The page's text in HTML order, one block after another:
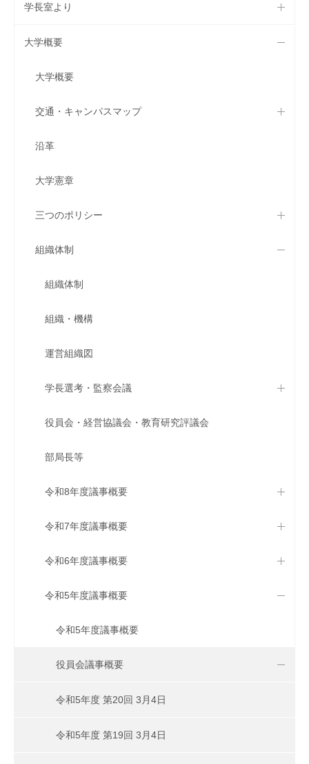
学長室より
大学概要
大学概要
交通・キャンパスマップ
沿革
大学憲章
三つのポリシー
組織体制
組織体制
組織・機構
運営組織図
学長選考・監察会議
役員会・経営協議会・教育研究評議会
部局長等
令和8年度議事概要
令和7年度議事概要
令和6年度議事概要
令和5年度議事概要
令和5年度議事概要
役員会議事概要
令和5年度 第20回 3月4日
令和5年度 第19回 3月4日